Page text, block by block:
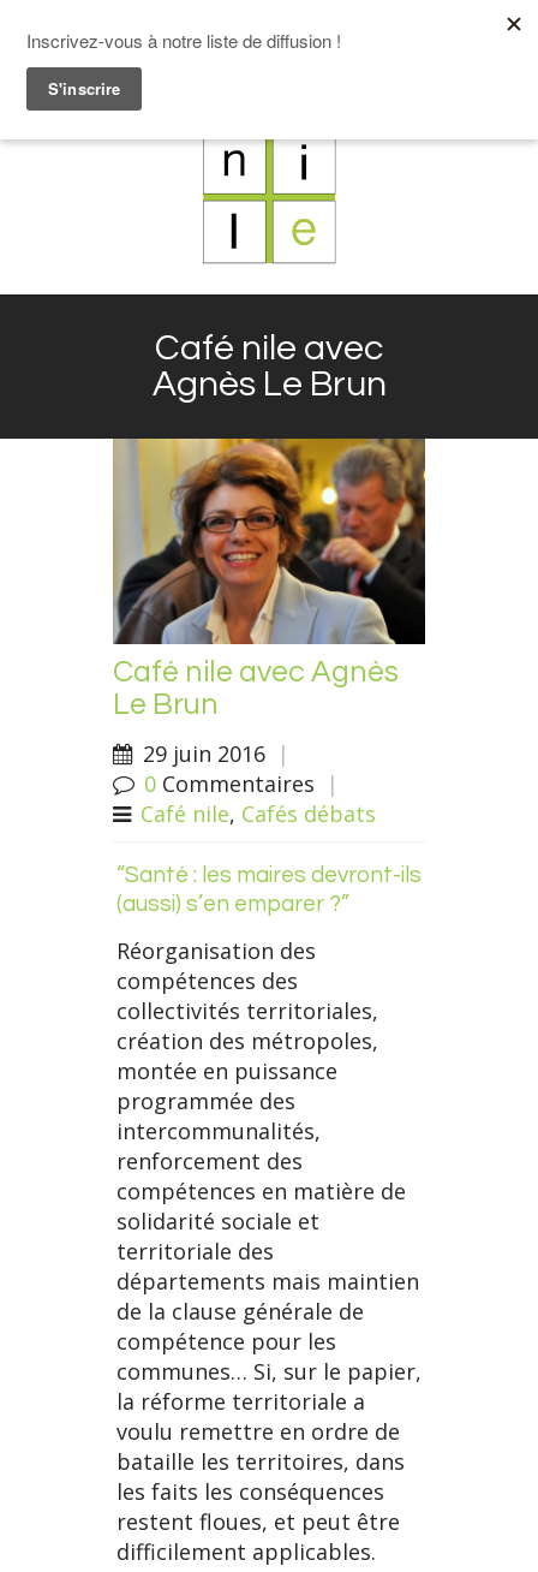
F L X I
Café nile avec
Agnès Le Brun
Café nile avec Agnès
Le Brun
29 juin 2016 |
0 Commentaires
|
Café nile, Cafés débats
“Santé : les maires devront-ils
(aussi) s’en emparer ?”
Réorganisation des
compétences des
collectivités territoriales,
création des métropoles,
montée en puissance
programmée des
intercommunalités,
renforcement des
compétences en matière de
solidarité sociale et
territoriale des
départements mais maintien
de la clause générale de
compétence pour les
communes… Si, sur le papier,
la réforme territoriale a
voulu remettre en ordre de
bataille les territoires, dans
les faits les conséquences
restent floues, et peut être
difficilement applicables.